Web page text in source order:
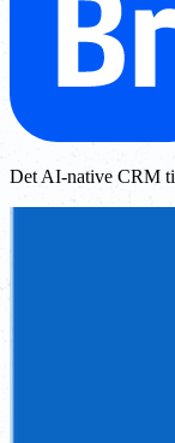
Det AI-native CRM